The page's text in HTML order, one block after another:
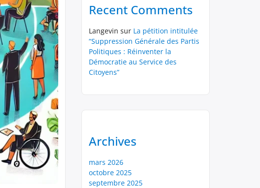
Recent Comments
Langevin sur La pétition intitulée
“Suppression Générale des Partis
Politiques : Réinventer la
Démocratie au Service des
Citoyens”
Archives
mars 2026
octobre 2025
septembre 2025